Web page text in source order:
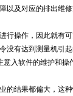
以及对应的排出维修
行操作，因此就有
没有达到测量机引
入软件的维护和操
的结果都偏大，这